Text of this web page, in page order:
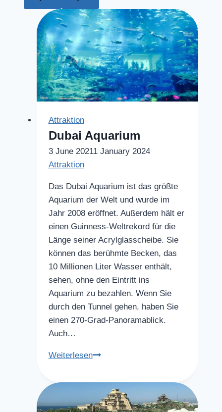
Attraktion
Dubai Aquarium
3 June 20211 January 2024
Attraktion
Das Dubai Aquarium ist das größte
Aquarium der Welt und wurde im
Jahr 2008 eröffnet. Außerdem hält er
einen Guinness-Weltrekord für die
Länge seiner Acrylglasscheibe. Sie
können das berühmte Becken, das
10 Millionen Liter Wasser enthält,
sehen, ohne den Eintritt ins
Aquarium zu bezahlen. Wenn Sie
durch den Tunnel gehen, haben Sie
einen 270-Grad-Panoramablick.
Auch…
WeiterlesenDubai